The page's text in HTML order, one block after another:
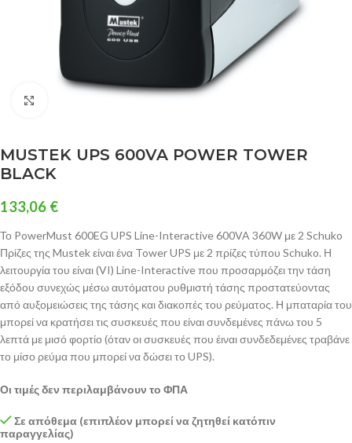
MUSTEK UPS 600VA POWER TOWER
BLACK
133,06 €
Το PowerMust 600EG UPS Line-Interactive 600VA 360W με 2 Schuko
Πρίζες της Mustek είναι ένα Tower UPS με 2 πρίζες τύπου Schuko. Η
λειτουργία του είναι (VI) Line-Interactive που προσαρμόζει την τάση
εξόδου συνεχώς μέσω αυτόματου ρυθμιστή τάσης προστατεύοντας
από αυξομειώσεις της τάσης και διακοπές του ρεύματος. Η μπαταρία του
μπορεί να κρατήσει τις συσκευές που είναι συνδεμένες πάνω του 5
λεπτά με μισό φορτίο (όταν οι συσκευές που έιναι συνδεδεμένες τραβάνε
το μίσο ρεύμα που μπορεί να δώσει το UPS).
Οι τιμές δεν περιλαμβάνουν το ΦΠΑ
Σε απόθεμα (επιπλέον μπορεί να ζητηθεί κατόπιν
παραγγελίας)